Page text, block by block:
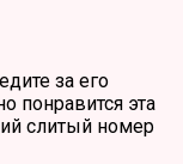
за его
понравится эта
слитый номер